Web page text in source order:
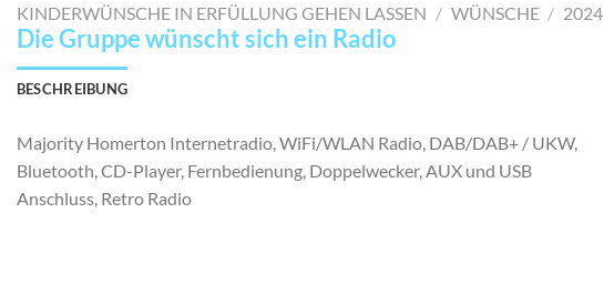
KINDERWÜNSCHE IN ERFÜLLUNG GEHEN LASSEN / WÜNSCHE / 2024
Die Gruppe wünscht sich ein Radio
BESCHREIBUNG
Majority Homerton Internetradio, WiFi/WLAN Radio, DAB/DAB+ / UKW,
Bluetooth, CD-Player, Fernbedienung, Doppelwecker, AUX und USB
Anschluss, Retro Radio